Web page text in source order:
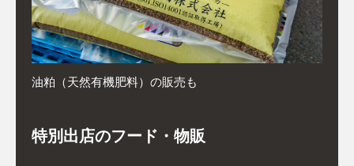
油粕（天然有機肥料）の販売も
特別出店のフード・物販